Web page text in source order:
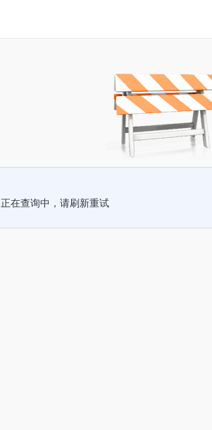
正在查询中，请刷新重试